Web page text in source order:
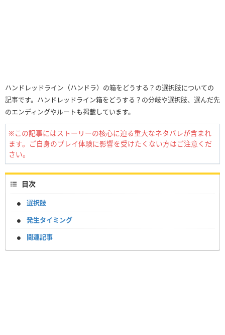
ハンドレッドライン（ハンドラ）の箱をどうする？の選択肢についての
記事です。ハンドレッドライン箱をどうする？の分岐や選択肢、選んだ先
のエンディングやルートも掲載しています。
※この記事にはストーリーの核心に迫る重大なネタバレが含まれ
ます。ご自身のプレイ体験に影響を受けたくない方はご注意くだ
さい。
目次
選択肢
発生タイミング
関連記事